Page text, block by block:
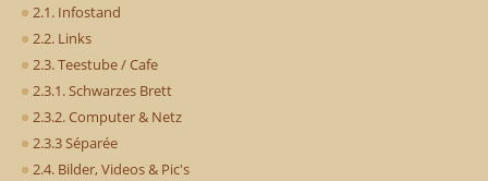
2.1. Infostand
2.2. Links
2.3. Teestube / Cafe
2.3.1. Schwarzes Brett
2.3.2. Computer & Netz
2.3.3 Séparée
2.4. Bilder, Videos & Pic's